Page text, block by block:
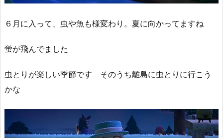
６月に入って、虫や魚も様変わり。夏に向かってますね
蛍が飛んでました
虫とりが楽しい季節です そのうち離島に虫とりに行こう
かな